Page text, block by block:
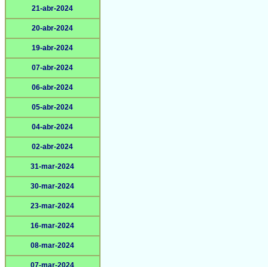
21-abr-2024
20-abr-2024
19-abr-2024
07-abr-2024
06-abr-2024
05-abr-2024
04-abr-2024
02-abr-2024
31-mar-2024
30-mar-2024
23-mar-2024
16-mar-2024
08-mar-2024
07-mar-2024